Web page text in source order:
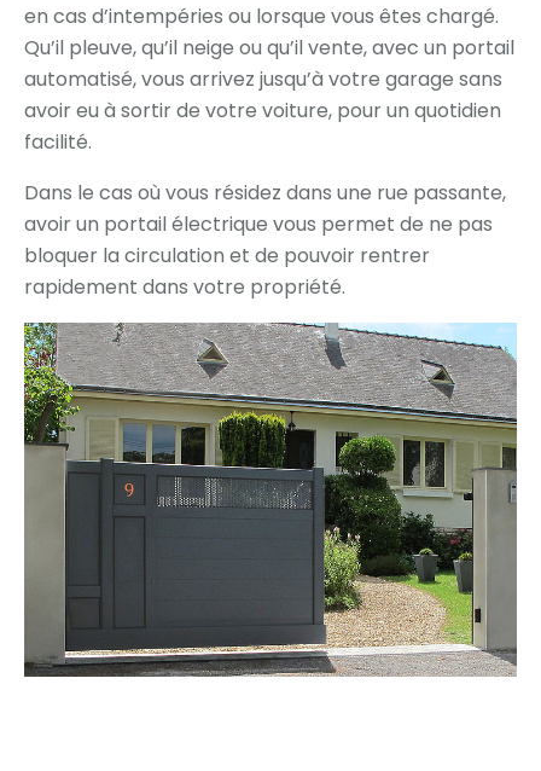
en cas d’intempéries ou lorsque vous êtes chargé.
Qu’il pleuve, qu’il neige ou qu’il vente, avec un portail
automatisé, vous arrivez jusqu’à votre garage sans
avoir eu à sortir de votre voiture, pour un quotidien
facilité.
Dans le cas où vous résidez dans une rue passante,
avoir un portail électrique vous permet de ne pas
bloquer la circulation et de pouvoir rentrer
rapidement dans votre propriété.